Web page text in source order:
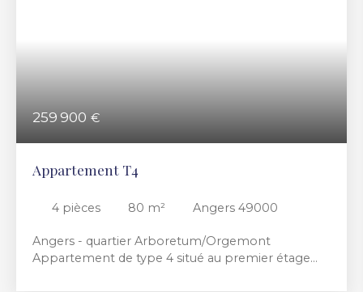
259 900 €
Appartement T4
4 pièces 80 m² Angers 49000
Angers - quartier Arboretum/Orgemont
Appartement de type 4 situé au premier étage